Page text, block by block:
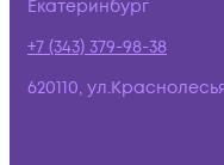
Екатеринбург
+7 (343) 379-98-38
620110,